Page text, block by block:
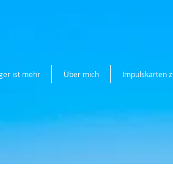
ist mehr Über mich Impulskarten